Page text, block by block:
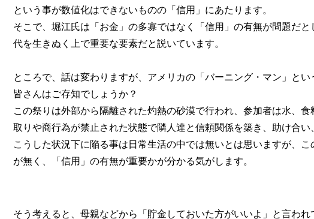
という事が数値化はできないものの「信用」にあたります。
そこで、堀江氏は「お金」の多寡ではなく「信用」の有無が問題だ
代を生きぬく上で重要な要素だと説いています。
ところで、話は変わりますが、アメリカの「バーニング・マン」と
皆さんはご存知でしょうか？
この祭りは外部から隔離された灼熱の砂漠で行われ、参加者は水、
取りや商行為が禁止された状態で隣人達と信頼関係を築き、助け合
こうした状況下に陥る事は日常生活の中では無いとは思いますが、
が無く、「信用」の有無が重要かが分かる気がします。
そう考えると、母親などから「貯金しておいた方がいいよ」と言わ